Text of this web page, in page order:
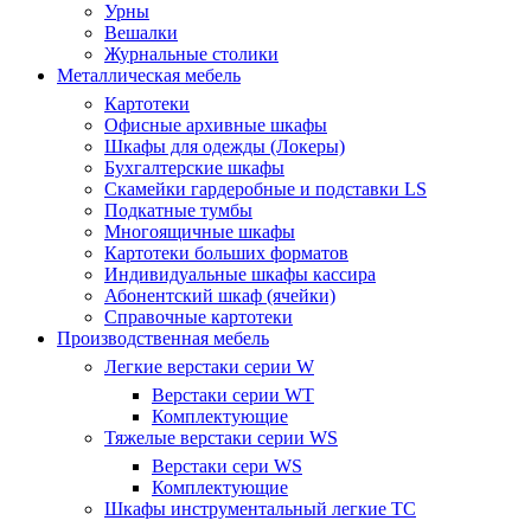
Урны
Вешалки
Журнальные столики
Металлическая мебель
Картотеки
Офисные архивные шкафы
Шкафы для одежды (Локеры)
Бухгалтерские шкафы
Скамейки гардеробные и подставки LS
Подкатные тумбы
Многоящичные шкафы
Картотеки больших форматов
Индивидуальные шкафы кассира
Абонентский шкаф (ячейки)
Справочные картотеки
Производственная мебель
Легкие верстаки серии W
Верстаки серии WT
Комплектующие
Тяжелые верстаки серии WS
Верстаки сери WS
Комплектующие
Шкафы инструментальный легкие ТС